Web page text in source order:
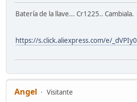
Batería de la llave... Cr1225.. Cambiala.
https://s.click.aliexpress.com/e/_dVPIy0l
Angel
Visitante